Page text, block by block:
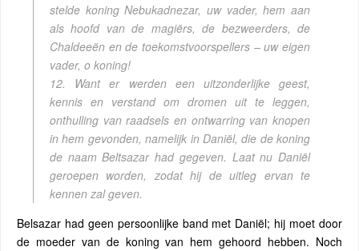
stelde koning Nebukadnezar, uw vader, hem aan
als hoofd van de magiërs, de bezweerders, de
Chaldeeën en de toekomstvoorspellers – uw eigen
vader, o koning!
12. Want er werden een uitzonderlijke geest,
kennis en verstand om dromen uit te leggen,
onthulling van raadsels en ontwarring van knopen
in hem gevonden, namelijk in Daniël, die de koning
de naam Beltsazar had gegeven. Laat nu Daniël
geroepen worden, zodat hij de uitleg ervan te
kennen zal geven.
Belsazar had geen persoonlijke band met Daniël; hij moet door
de moeder van de koning van hem gehoord hebben. Noch